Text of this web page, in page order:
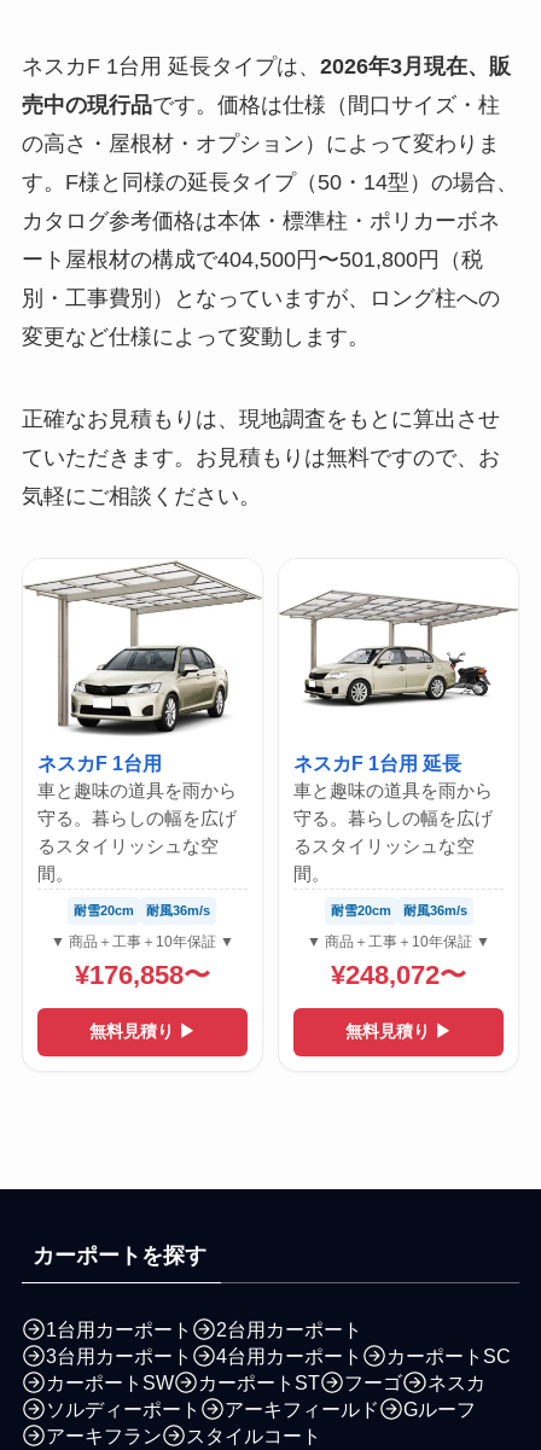
ネスカF 1台用 延長タイプは、 2026年3月現在、販
売中の現行品です。価格は仕様（間口サイズ・柱
の高さ・屋根材・オプション）によって変わりま
す。F様と同様の延長タイプ（50・14型）の場合、
カタログ参考価格は本体・標準柱・ポリカーボネ
ート屋根材の構成で404,500円〜501,800円（税
別・工事費別）となっていますが、ロング柱への
変更など仕様によって変動します。
正確なお見積もりは、現地調査をもとに算出させ
ていただきます。お見積もりは無料ですので、お
気軽にご相談ください。
ネスカF 1台用
車と趣味の道具を雨から
守る。暮らしの幅を広げ
るスタイリッシュな空
間。
耐雪20cm 耐風36m/s
▼ 商品＋工事＋10年保証 ▼
¥176,858〜
無料見積り ▶
ネスカF 1台用 延長
車と趣味の道具を雨から
守る。暮らしの幅を広げ
るスタイリッシュな空
間。
耐雪20cm 耐風36m/s
▼ 商品＋工事＋10年保証 ▼
¥248,072〜
無料見積り ▶
カーポートを探す
1台用カーポート
2台用カーポート
3台用カーポート
4台用カーポート
カーポートSC
カーポートSW
カーポートST フーゴ
ネスカ
ソルディーポート
アーキフィールド
Gルーフ
アーキフラン
スタイルコート